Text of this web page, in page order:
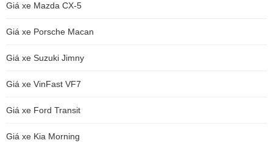
Giá xe Mazda CX-5
Giá xe Porsche Macan
Giá xe Suzuki Jimny
Giá xe VinFast VF7
Giá xe Ford Transit
Giá xe Kia Morning